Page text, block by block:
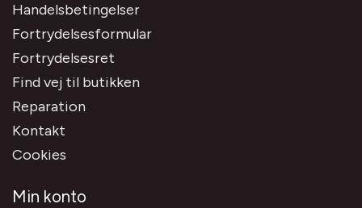
Handelsbetingelser
Fortrydelsesformular
Fortrydelsesret
Find vej til butikken
Reparation
Kontakt
Cookies
Min konto